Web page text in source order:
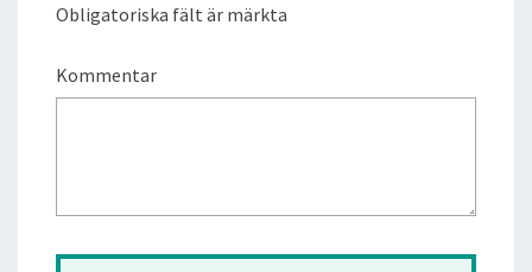
Obligatoriska fält är märkta
Kommentar